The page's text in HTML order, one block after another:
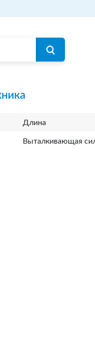
Длина
Выталкивающая